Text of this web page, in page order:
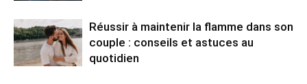
Réussir à maintenir la flamme dans son
couple : conseils et astuces au
quotidien